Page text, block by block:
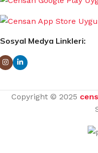
Sosyal Medya Linkleri:
Copyright © 2025